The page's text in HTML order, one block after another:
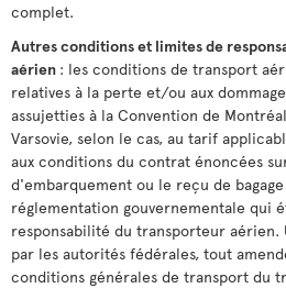
complet.
Autres conditions et limites de
aérien : les conditions de transport
relatives à la perte et/ou aux
assujetties à la Convention de
Varsovie, selon le cas, au tarif
aux conditions du contrat énoncées
d'embarquement ou le reçu de
réglementation gouvernementale qui
responsabilité du transporteur aérien.
par les autorités fédérales, tout
conditions générales de transport du